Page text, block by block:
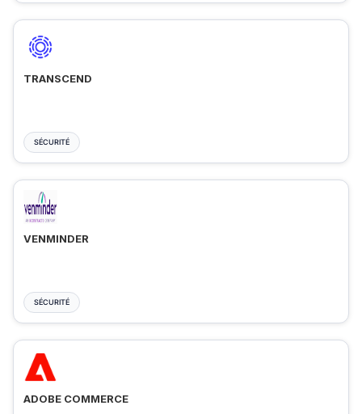
TRANSCEND
SÉCURITÉ
VENMINDER
SÉCURITÉ
ADOBE COMMERCE